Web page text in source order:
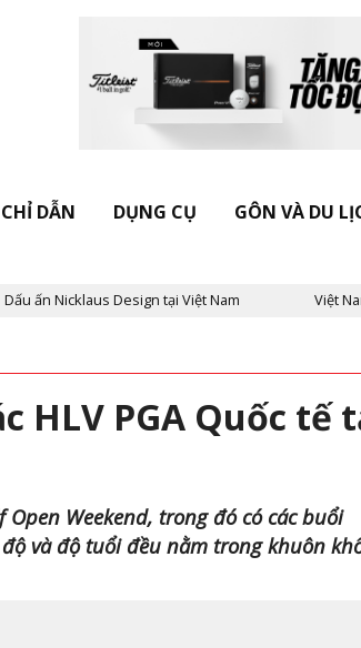
CHỈ DẪN DỤNG CỤ GÔN VÀ DU
Design tại Việt Nam Việt Nam trong mắt
HLV PGA Quốc tế
Open Weekend, trong đó có các buổi
và độ tuổi đều nằm trong khuôn